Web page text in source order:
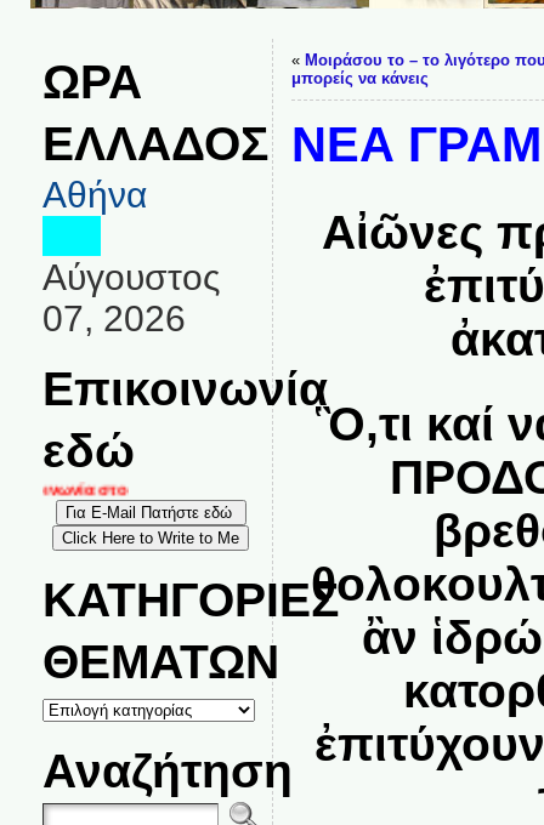
ΩΡΑ
ΕΛΛΑΔΟΣ
Αθήνα
Αύγουστος
07, 2026
Επικοινωνία
εδώ
στο
ΚΑΤΗΓΟΡΙΕΣ
ΘΕΜΑΤΩΝ
ΚΑΤΗΓΟΡΙΕΣ
ΘΕΜΑΤΩΝ
Αναζήτηση
« Μοιράσου το – το λιγότερο
μπορείς να κάνεις
ΝΕΑ
Αἰῶνες
Ὃ,τι καί
ἂν